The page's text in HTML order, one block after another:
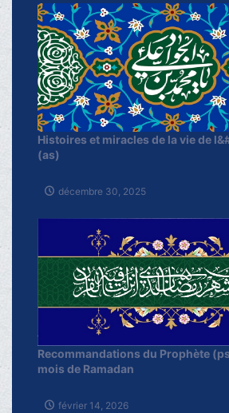
Histoires et miracles de la vie de
(as)
décembre 30, 2025
Recommandations du Prophète
mois de Ramadan
février 14, 2026